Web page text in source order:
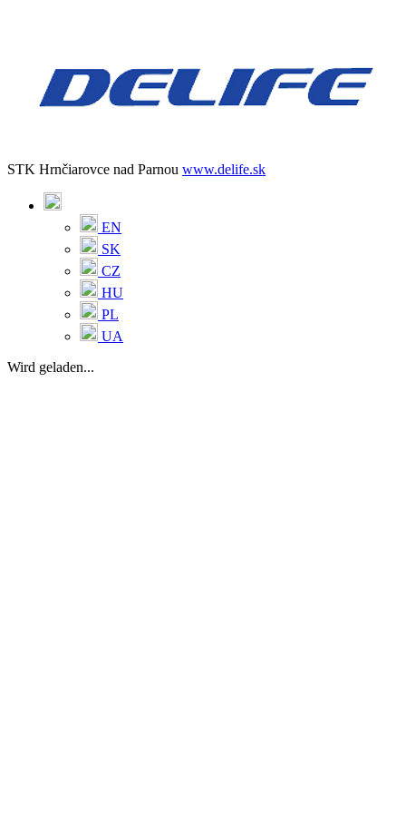
STK Hrnčiarovce nad Parnou www.delife.sk
EN
SK
CZ
HU
PL
UA
Wird geladen...